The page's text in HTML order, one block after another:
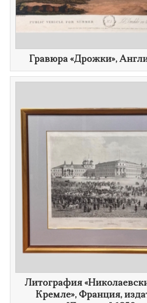
Гравюра «Дрожки»,
​Литография
Кремле», Франция,